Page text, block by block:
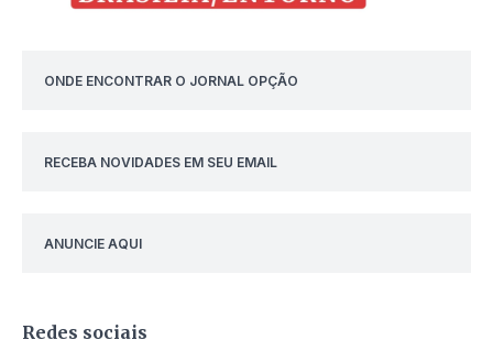
ONDE ENCONTRAR O JORNAL OPÇÃO
RECEBA NOVIDADES EM SEU EMAIL
ANUNCIE AQUI
Redes sociais